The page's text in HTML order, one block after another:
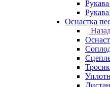
Оснастка